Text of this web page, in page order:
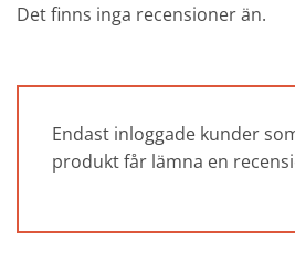
Det finns inga recensioner än.
Endast inloggade kunder
produkt får lämna en